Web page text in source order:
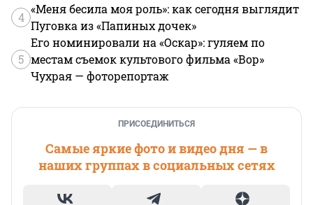
4
«Меня бесила моя роль»: как сегодня выглядит
Пуговка из «Папиных дочек»
5
Его номинировали на «Оскар»: гуляем по
местам съемок культового фильма «Вор»
Чухрая — фоторепортаж
ПРИСОЕДИНИТЬСЯ
Самые яркие фото и видео дня — в
наших группах в социальных сетях